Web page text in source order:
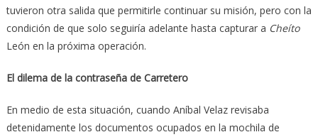
tuvieron otra salida que permitirle con­tinuar su misión, pero con la
condición de que solo seguiría adelante hasta capturar a Cheíto
León en la próxima operación.
El dilema de la contraseña de Carretero
En medio de esta situación, cuando Aníbal Velaz revisaba
detenidamente los documentos ocupados en la mochila de